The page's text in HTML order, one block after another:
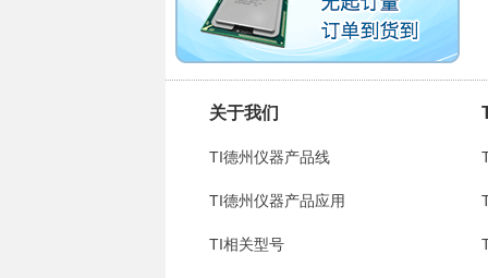
关于我们
TI德州仪器产品线
TI德州仪器产品应用
TI相关型号